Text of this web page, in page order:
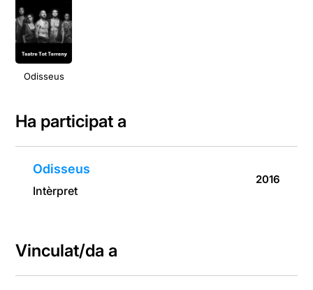
Odisseus
Ha participat a
Odisseus
Intèrpret
2016
Vinculat/da a